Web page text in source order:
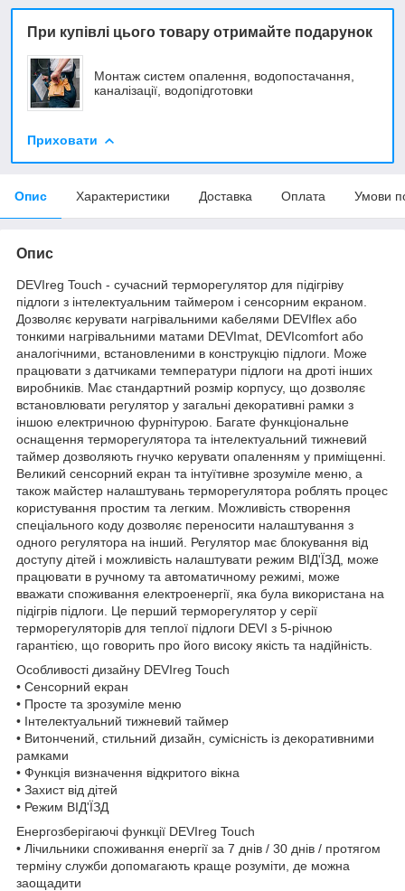
При купівлі цього товару отримайте подарунок
Монтаж систем опалення, водопостачання,
каналізації, водопідготовки
Приховати
Опис Характеристики Доставка Оплата Умови
Опис
DEVIreg Touch - сучасний терморегулятор для підігріву
підлоги з інтелектуальним таймером і сенсорним екраном.
Дозволяє керувати нагрівальними кабелями DEVIflex або
тонкими нагрівальними матами DEVImat, DEVIcomfort або
аналогічними, встановленими в конструкцію підлоги. Може
працювати з датчиками температури підлоги на дроті інших
виробників. Має стандартний розмір корпусу, що дозволяє
встановлювати регулятор у загальні декоративні рамки з
іншою електричною фурнітурою. Багате функціональне
оснащення терморегулятора та інтелектуальний тижневий
таймер дозволяють гнучко керувати опаленням у приміщенні.
Великий сенсорний екран та інтуїтивне зрозуміле меню, а
також майстер налаштувань терморегулятора роблять процес
користування простим та легким. Можливість створення
спеціального коду дозволяє переносити налаштування з
одного регулятора на інший. Регулятор має блокування від
доступу дітей і можливість налаштувати режим ВІД'ЇЗД, може
працювати в ручному та автоматичному режимі, може
вважати споживання електроенергії, яка була використана на
підігрів підлоги. Це перший терморегулятор у серії
терморегуляторів для теплої підлоги DEVI з 5-річною
гарантією, що говорить про його високу якість та надійність.
Особливості дизайну DEVIreg Touch
• Сенсорний екран
• Просте та зрозуміле меню
• Інтелектуальний тижневий таймер
• Витончений, стильний дизайн, сумісність із декоративними
рамками
• Функція визначення відкритого вікна
• Захист від дітей
• Режим ВІД'ЇЗД
Енергозберігаючі функції DEVIreg Touch
• Лічильники споживання енергії за 7 днів / 30 днів / протягом
терміну служби допомагають краще розуміти, де можна
заощадити